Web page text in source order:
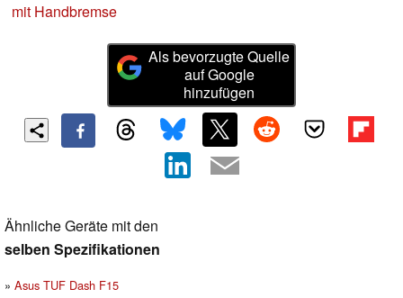
mit Handbremse
Als bevorzugte Quelle
auf Google
hinzufügen
Ähnliche Geräte mit den
selben Spezifikationen
Asus TUF Dash F15